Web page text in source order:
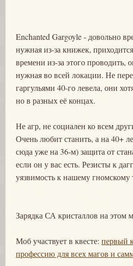
Enchanted Gargoyle - довольно
нужная из-за книжек,
времени из-за этого проводить,
нужная во всей локации. Не
гаргульями 40-го левела, они
но в разных её концах.
Не агр, не социален ко всем
Очень любит станить, а на 40+
сюда уже на 36-м) защита от
если он у вас есть. Резисты к
уязвимость к нашему
Зарядка СА кристаллов на этом
Моб участвует в квесте: первый
профессию для всех магов и